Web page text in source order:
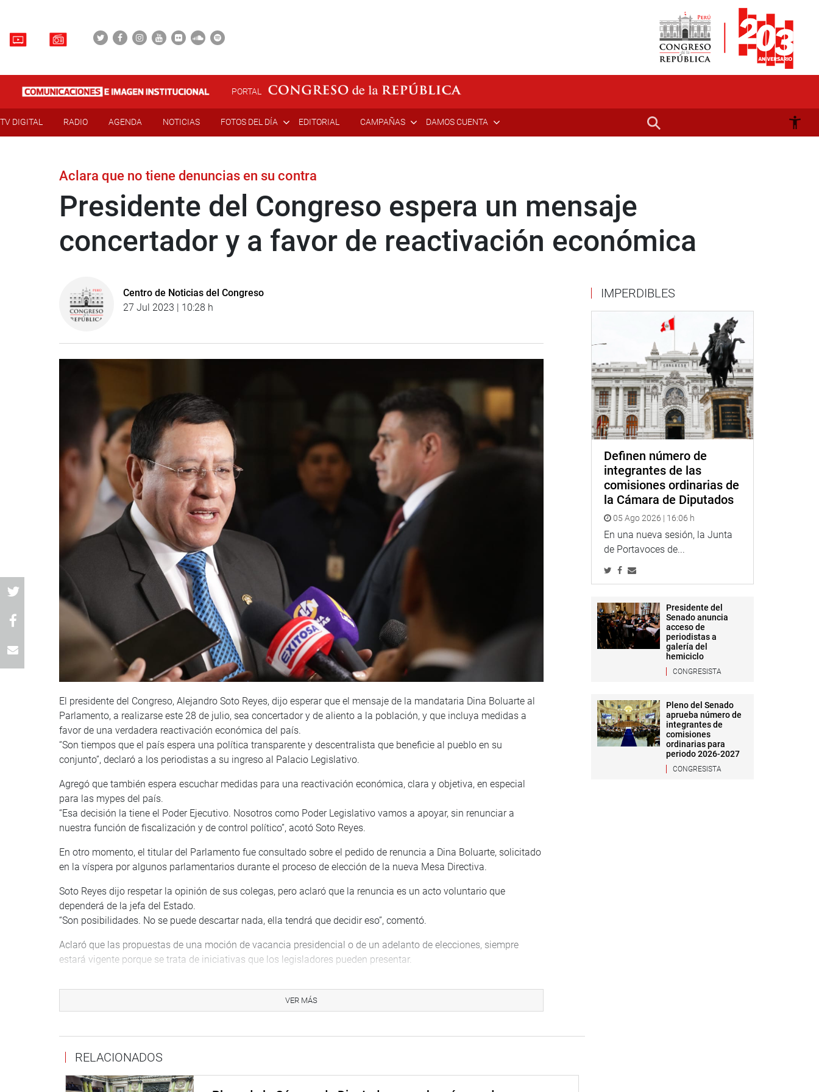
PORTAL
TV DIGITAL RADIO AGENDA NOTICIAS FOTOS DEL DÍA EDITORIAL CAMPAÑAS DAMOS CUENTA
Aclara que no tiene denuncias en su contra
Presidente del Congreso espera un mensaje
concertador y a favor de reactivación económica
Centro de Noticias del Congreso
27 Jul 2023 | 10:28 h
El presidente del Congreso, Alejandro Soto Reyes, dijo esperar que el mensaje de la mandataria Dina Boluarte al
Parlamento, a realizarse este 28 de julio, sea concertador y de aliento a la población, y que incluya medidas a
favor de una verdadera reactivación económica del país.
“Son tiempos que el país espera una política transparente y descentralista que beneficie al pueblo en su
conjunto”, declaró a los periodistas a su ingreso al Palacio Legislativo.
Agregó que también espera escuchar medidas para una reactivación económica, clara y objetiva, en especial
para las mypes del país.
“Esa decisión la tiene el Poder Ejecutivo. Nosotros como Poder Legislativo vamos a apoyar, sin renunciar a
nuestra función de fiscalización y de control político”, acotó Soto Reyes.
En otro momento, el titular del Parlamento fue consultado sobre el pedido de renuncia a Dina Boluarte, solicitado
en la víspera por algunos parlamentarios durante el proceso de elección de la nueva Mesa Directiva.
Soto Reyes dijo respetar la opinión de sus colegas, pero aclaró que la renuncia es un acto voluntario que
dependerá de la jefa del Estado.
“Son posibilidades. No se puede descartar nada, ella tendrá que decidir eso”, comentó.
Aclaró que las propuestas de una moción de vacancia presidencial o de un adelanto de elecciones, siempre
estará vigente porque se trata de iniciativas que los legisladores pueden presentar.
por el Cusco y con la más alta votación (…) Tampoco tengo carpetas fiscales abiertas”, aclaró.
Recordó que él ha denunciado varios casos de corrupción y que nunca ha sido funcionario público.
VER MÁS
RELACIONADOS
IMPERDIBLES
Definen número de
integrantes de las
comisiones ordinarias de
la Cámara de Diputados
05 Ago 2026 | 16:06 h
En una nueva sesión, la Junta
de Portavoces de...
Presidente del
Senado anuncia
acceso de
periodistas a
galería del
hemiciclo
CONGRESISTA
Pleno del Senado
aprueba número de
integrantes de
comisiones
ordinarias para
periodo 2026-2027
CONGRESISTA